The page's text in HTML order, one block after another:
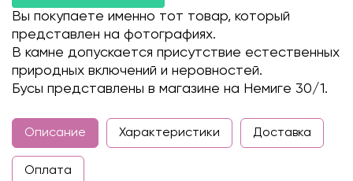
Вы покупаете именно тот товар, который
представлен на фотографиях.
В камне допускается присутствие естественных
природных включений и неровностей.
Бусы представлены в магазине на Немиге 30/1.
Описание Характеристики Доставка
Оплата